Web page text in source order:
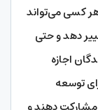
کسی می‌تواند
دهد و حتی
اجازه
توسعه